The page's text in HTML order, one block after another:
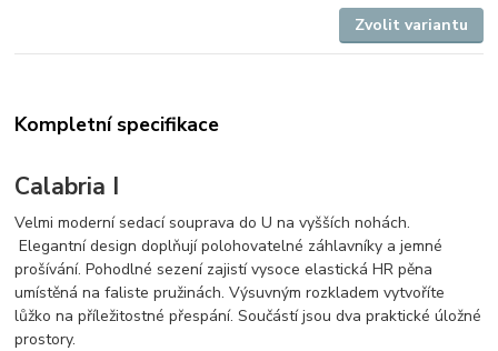
Zvolit variantu
Kompletní specifikace
Calabria I
Velmi moderní sedací souprava do U na vyšších nohách.
Elegantní design doplňují polohovatelné záhlavníky a jemné
prošívání. Pohodlné sezení zajistí vysoce elastická HR pěna
umístěná na faliste pružinách. Výsuvným rozkladem vytvoříte
lůžko na příležitostné přespání. Součástí jsou dva praktické úložné
prostory.